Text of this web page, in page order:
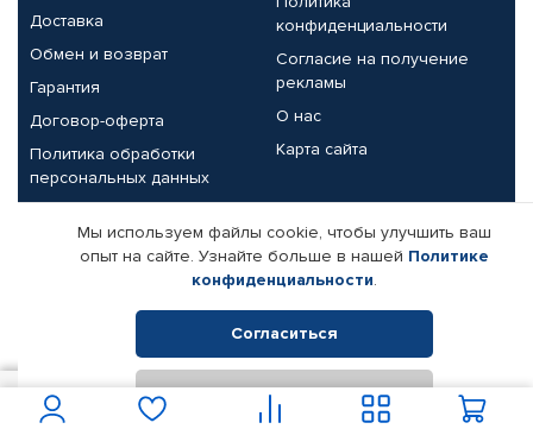
Доставка
Обмен и возврат
Гарантия
Договор-оферта
Политика обработки
персональных данных
конфиденциальности
Согласие на получение
рекламы
О нас
Карта сайта
Партнерам
Корпоративным клиентам
Поставщикам
Реквизиты компании
© КАМАЗ ЦЕНТР ДОНЕЦК, 2015-2026. Все права защищены.
Интернет-магазин автомобильных товаров Автопрофи.
Мы используем файлы cookie, чтобы улучшить ваш
опыт на сайте. Узнайте больше в нашей Политике
конфиденциальности.
Согласиться
Отклонить
В корзину